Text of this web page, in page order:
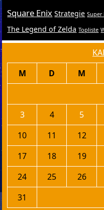
Square Enix Strategie Super
The Legend of Zelda Topliste
M D M
3
4 5
10
11 12
17
18 19
24
25 26
31